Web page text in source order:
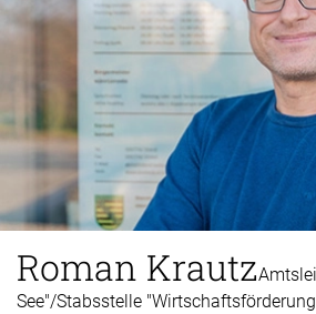
Roman Krautz
See"/Stabsstelle